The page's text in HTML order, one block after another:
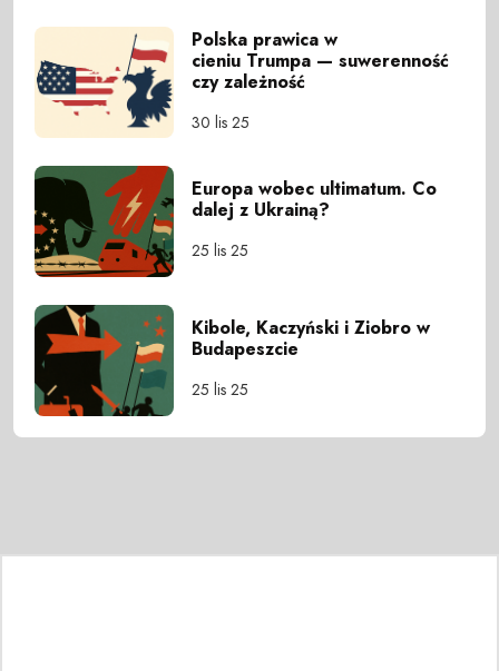
Polska prawica w
cieniu Trumpa — suwerenność
czy zależność
30 lis 25
Europa wobec ultimatum. Co
dalej z Ukrainą?
25 lis 25
Kibole, Kaczyński i Ziobro w
Budapeszcie
25 lis 25